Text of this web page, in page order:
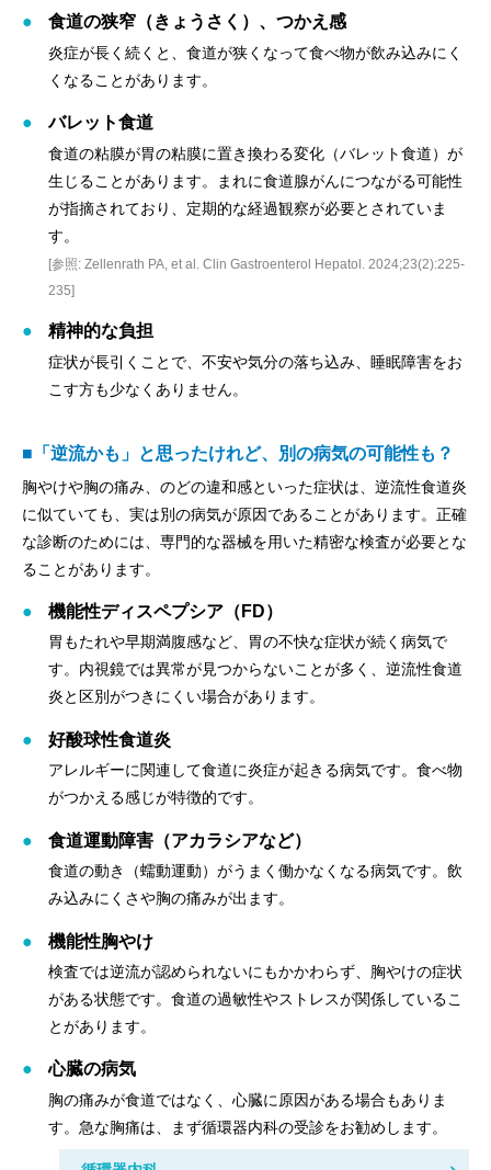
食道の狭窄（きょうさく）、つかえ感
炎症が長く続くと、食道が狭くなって食べ物が飲み込みにく
くなることがあります。
バレット食道
食道の粘膜が胃の粘膜に置き換わる変化（バレット食道）が
生じることがあります。まれに食道腺がんにつながる可能性
が指摘されており、定期的な経過観察が必要とされていま
す。
[参照: Zellenrath PA, et al. Clin Gastroenterol Hepatol. 2024;23(2):225-
235]
精神的な負担
症状が長引くことで、不安や気分の落ち込み、睡眠障害をお
こす方も少なくありません。
■「逆流かも」と思ったけれど、別の病気の可能性も？
胸やけや胸の痛み、のどの違和感といった症状は、逆流性食道炎
に似ていても、実は別の病気が原因であることがあります。正確
な診断のためには、専門的な器械を用いた精密な検査が必要とな
ることがあります。
機能性ディスペプシア（FD）
胃もたれや早期満腹感など、胃の不快な症状が続く病気で
す。内視鏡では異常が見つからないことが多く、逆流性食道
炎と区別がつきにくい場合があります。
好酸球性食道炎
アレルギーに関連して食道に炎症が起きる病気です。食べ物
がつかえる感じが特徴的です。
食道運動障害（アカラシアなど）
食道の動き（蠕動運動）がうまく働かなくなる病気です。飲
み込みにくさや胸の痛みが出ます。
機能性胸やけ
検査では逆流が認められないにもかかわらず、胸やけの症状
がある状態です。食道の過敏性やストレスが関係しているこ
とがあります。
心臓の病気
胸の痛みが食道ではなく、心臓に原因がある場合もありま
す。急な胸痛は、まず循環器内科の受診をお勧めします。